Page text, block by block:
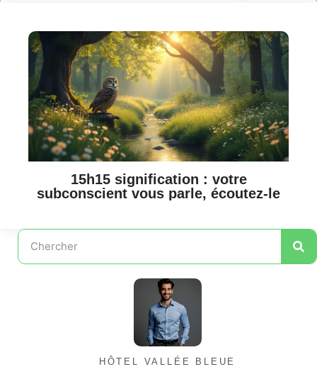
15h15 signification : votre
subconscient vous parle, écoutez-le
HÔTEL VALLÉE BLEUE